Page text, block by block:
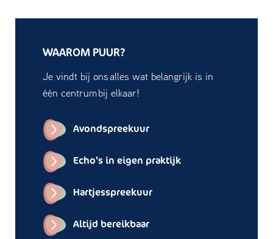
WAAROM PUUR?
Je vindt bij ons alles wat belangrijk is in
één centrum bij elkaar!
Avondspreekuur
Echo’s in eigen praktijk
Hartjesspreekuur
Altijd bereikbaar